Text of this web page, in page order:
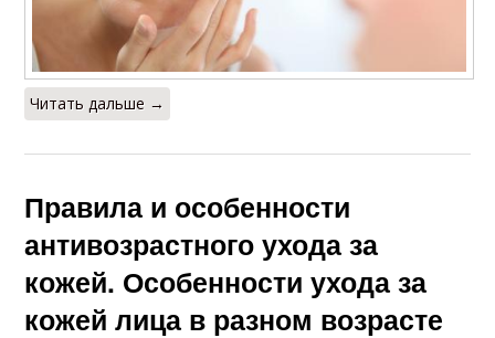
Читать дальше →
Правила и особенности
антивозрастного ухода за
кожей. Особенности ухода за
кожей лица в разном возрасте